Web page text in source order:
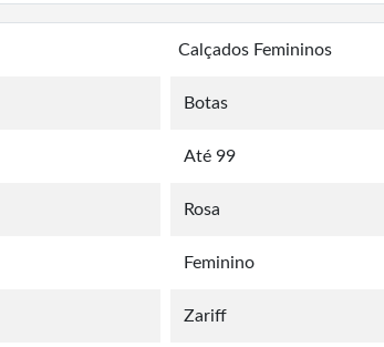
Calçados Femininos
Botas
Até 99
Rosa
Feminino
Zariff